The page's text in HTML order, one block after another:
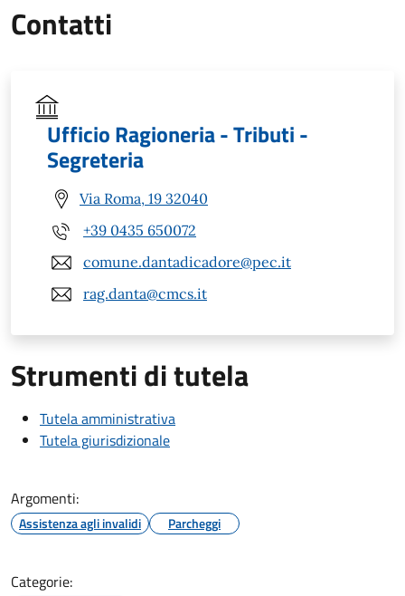
Contatti
Ufficio Ragioneria - Tributi -
Segreteria
Via Roma, 19 32040
+39 0435 650072
comune.dantadicadore@pec.it
rag.danta@cmcs.it
Strumenti di tutela
Tutela amministrativa
Tutela giurisdizionale
Argomenti:
Assistenza agli invalidi Parcheggi
Categorie: